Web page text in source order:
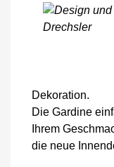
Dekoration.
Die Gardine
Ihrem
die neue